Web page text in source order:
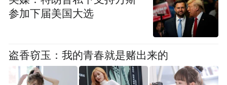
参加下届美国大选
盗香窃玉：我的青春就是赌出来的